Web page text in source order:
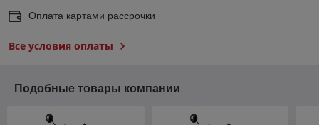
Оплата картами рассрочки
Все условия оплаты
Подобные товары компании